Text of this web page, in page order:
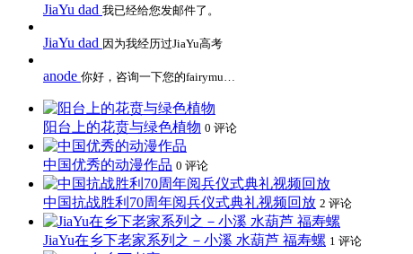
JiaYu dad 我已经给您发邮件了。
JiaYu dad 因为我经历过JiaYu高考
anode 你好，咨询一下您的fairymu…
阳台上的花贲与绿色植物 0 评论
中国优秀的动漫作品 0 评论
中国抗战胜利70周年阅兵仪式典礼视频回放 2 评论
JiaYu在乡下老家系列之－小溪 水葫芦 福寿螺 1 评论